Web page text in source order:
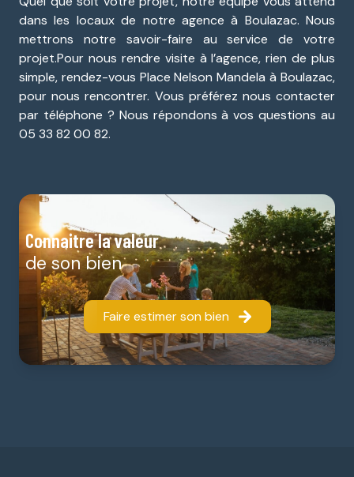
Connaitre la valeur
de son bien
Faire estimer son bien
dans les locaux de notre agence à Boulazac. Nous
mettrons notre savoir-faire au service de votre
projet.Pour nous rendre visite à l’agence, rien de plus
simple, rendez-vous Place Nelson Mandela à Boulazac,
pour nous rencontrer. Vous préférez nous contacter
par téléphone ? Nous répondons à vos questions au
05 33 82 00 82.